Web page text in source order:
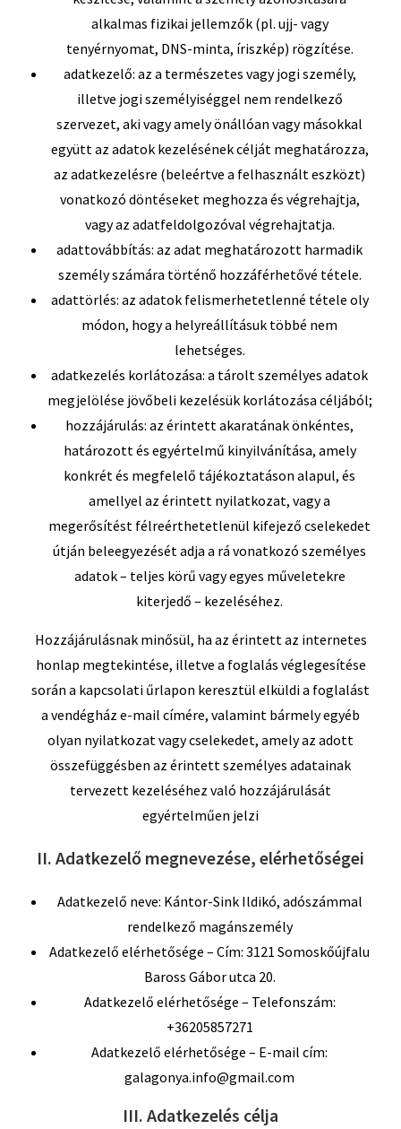
alkalmas fizikai jellemzők (pl. ujj- vagy
tenyérnyomat, DNS-minta, íriszkép) rögzítése.
adatkezelő: az a természetes vagy jogi személy,
illetve jogi személyiséggel nem rendelkező
szervezet, aki vagy amely önállóan vagy másokkal
együtt az adatok kezelésének célját meghatározza,
az adatkezelésre (beleértve a felhasznált eszközt)
vonatkozó döntéseket meghozza és végrehajtja,
vagy az adatfeldolgozóval végrehajtatja.
adattovábbítás: az adat meghatározott harmadik
személy számára történő hozzáférhetővé tétele.
adattörlés: az adatok felismerhetetlenné tétele oly
módon, hogy a helyreállításuk többé nem
lehetséges.
adatkezelés korlátozása: a tárolt személyes adatok
megjelölése jövőbeli kezelésük korlátozása céljából;
hozzájárulás: az érintett akaratának önkéntes,
határozott és egyértelmű kinyilvánítása, amely
konkrét és megfelelő tájékoztatáson alapul, és
amellyel az érintett nyilatkozat, vagy a
megerősítést félreérthetetlenül kifejező cselekedet
útján beleegyezését adja a rá vonatkozó személyes
adatok – teljes körű vagy egyes műveletekre
kiterjedő – kezeléséhez.
Hozzájárulásnak minősül, ha az érintett az internetes
honlap megtekintése, illetve a foglalás véglegesítése
során a kapcsolati űrlapon keresztül elküldi a foglalást
a vendégház e-mail címére, valamint bármely egyéb
olyan nyilatkozat vagy cselekedet, amely az adott
összefüggésben az érintett személyes adatainak
tervezett kezeléséhez való hozzájárulását
egyértelműen jelzi
II. Adatkezelő megnevezése, elérhetőségei
Adatkezelő neve: Kántor-Sink Ildikó, adószámmal
rendelkező magánszemély
Adatkezelő elérhetősége – Cím: 3121 Somoskőújfalu
Baross Gábor utca 20.
Adatkezelő elérhetősége – Telefonszám:
+36205857271
Adatkezelő elérhetősége – E-mail cím:
galagonya.info@gmail.com
III. Adatkezelés célja